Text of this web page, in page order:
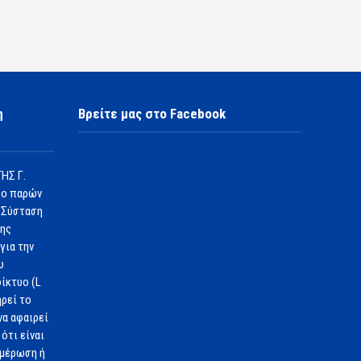
Γ.
ο παρών
την
(L
το
αφαιρεί
είναι
ή
Βρείτε μας στο Facebook